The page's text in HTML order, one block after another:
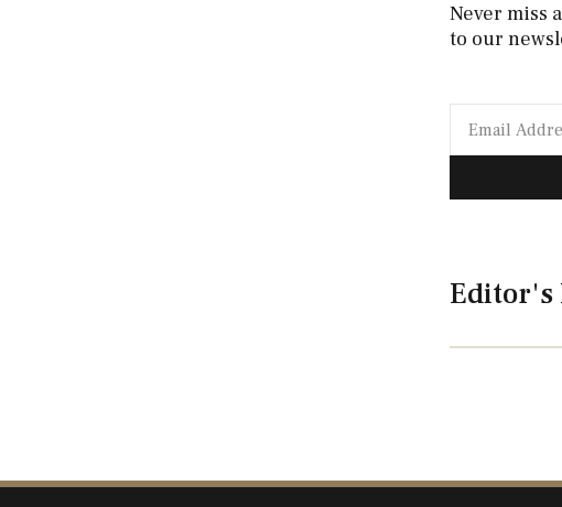
Never miss
to our
Editor's